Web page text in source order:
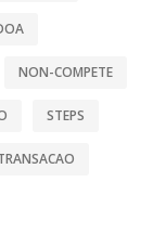
NON-COMPETE
STEPS